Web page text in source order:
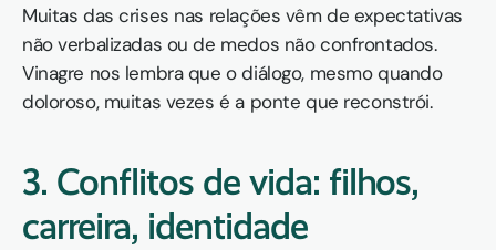
Muitas das crises nas relações vêm de expectativas
não verbalizadas ou de medos não confrontados.
Vinagre nos lembra que o diálogo, mesmo quando
doloroso, muitas vezes é a ponte que reconstrói.
3. Conflitos de vida: filhos,
carreira, identidade